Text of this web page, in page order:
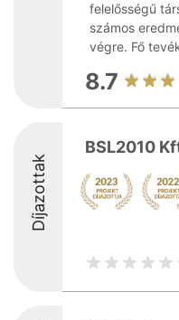
felelősségű
számos
végre. Fő
8.7
Díjazottak
BSL2010